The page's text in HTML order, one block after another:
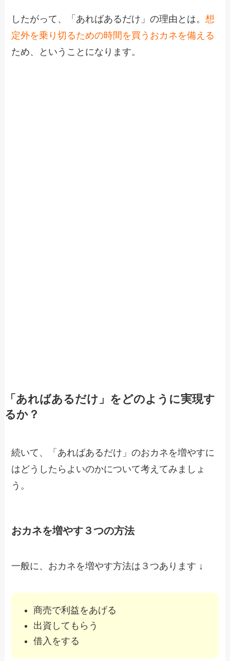
したがって、「あればあるだけ」の理由とは。想
定外を乗り切るための時間を買うおカネを備える
ため、ということになります。
「あればあるだけ」をどのように実現す
るか？
続いて、「あればあるだけ」のおカネを増やすに
はどうしたらよいのかについて考えてみましょ
う。
おカネを増やす３つの方法
一般に、おカネを増やす方法は３つあります ↓
商売で利益をあげる
出資してもらう
借入をする